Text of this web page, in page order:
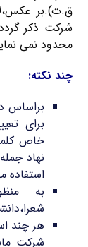
ق.ت).بر
شرکت ذکر
محدود نمی
چند نکته:
براساس
برای
خاص
نهاد
استفاده
به
هر چند
شرکت